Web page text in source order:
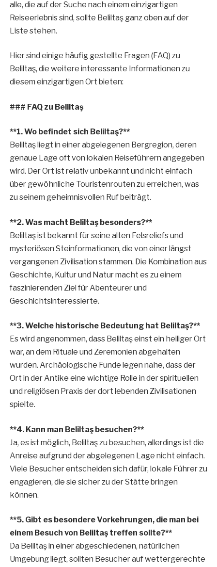
alle, die auf der Suche nach einem einzigartigen
Reiseerlebnis sind, sollte Beliltaş ganz oben auf der
Liste stehen.
Hier sind einige häufig gestellte Fragen (FAQ) zu
Beliltaş, die weitere interessante Informationen zu
diesem einzigartigen Ort bieten:
### FAQ zu Beliltaş
**1. Wo befindet sich Beliltaş?**
Beliltaş liegt in einer abgelegenen Bergregion, deren
genaue Lage oft von lokalen Reiseführern angegeben
wird. Der Ort ist relativ unbekannt und nicht einfach
über gewöhnliche Touristenrouten zu erreichen, was
zu seinem geheimnisvollen Ruf beiträgt.
**2. Was macht Beliltaş besonders?**
Beliltaş ist bekannt für seine alten Felsreliefs und
mysteriösen Steinformationen, die von einer längst
vergangenen Zivilisation stammen. Die Kombination aus
Geschichte, Kultur und Natur macht es zu einem
faszinierenden Ziel für Abenteurer und
Geschichtsinteressierte.
**3. Welche historische Bedeutung hat Beliltaş?**
Es wird angenommen, dass Beliltaş einst ein heiliger Ort
war, an dem Rituale und Zeremonien abgehalten
wurden. Archäologische Funde legen nahe, dass der
Ort in der Antike eine wichtige Rolle in der spirituellen
und religiösen Praxis der dort lebenden Zivilisationen
spielte.
**4. Kann man Beliltaş besuchen?**
Ja, es ist möglich, Beliltaş zu besuchen, allerdings ist die
Anreise aufgrund der abgelegenen Lage nicht einfach.
Viele Besucher entscheiden sich dafür, lokale Führer zu
engagieren, die sie sicher zu der Stätte bringen
können.
**5. Gibt es besondere Vorkehrungen, die man bei
einem Besuch von Beliltaş treffen sollte?**
Da Beliltaş in einer abgeschiedenen, natürlichen
Umgebung liegt, sollten Besucher auf wettergerechte